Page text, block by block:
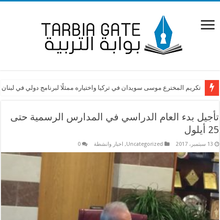
تكريم المخترع موسى سويدان في تركيا واختياره ممثلًا لبرنامج دولي في لبنان
كتاب لكرامي: لكشف من يعرقل ملف التفرغ
تأجيل بدء العام الدراسي في المدارس الرسمية حتى
25 أيلول
13 سبتمبر، 2017 Uncategorized
, اخبار وانشطة 0